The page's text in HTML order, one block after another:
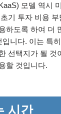
모델 역시
기 투자 비용
하도록 하여 더
니다. 이는 특
선택지가 될 것
할 것입니다.
시간